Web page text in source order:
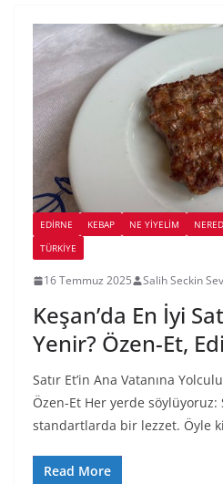
EDIRNE KEBAP NE YİYELİM
TÜRKIYE
16 Temmuz 2025 Salih Seckin
Keşan’da En İyi
Yenir? Özen-Et,
Satır Et’in Ana Vatanına
Özen-Et Her yerde söylüyoruz:
standartlarda bir lezzet. Öyle
Read More